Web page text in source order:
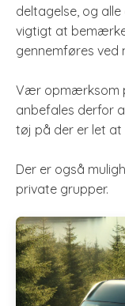
deltagelse, og alle
vigtigt at
gennemføres ved
Vær opmærksom
anbefales derfor
tøj på der er let
Der er også
private grupper.